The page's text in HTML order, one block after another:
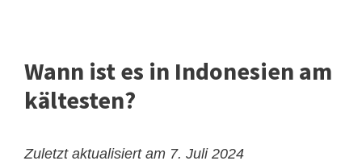
Wann ist es in Indonesien am
kältesten?
Zuletzt aktualisiert am 7. Juli 2024